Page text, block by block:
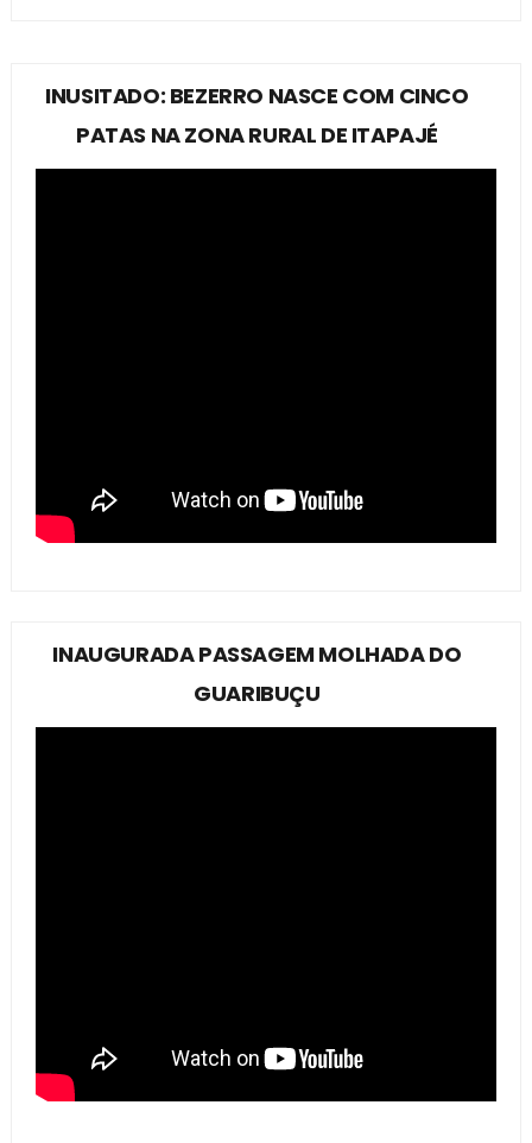
INUSITADO: BEZERRO NASCE COM CINCO
PATAS NA ZONA RURAL DE ITAPAJÉ
INAUGURADA PASSAGEM MOLHADA DO
GUARIBUÇU